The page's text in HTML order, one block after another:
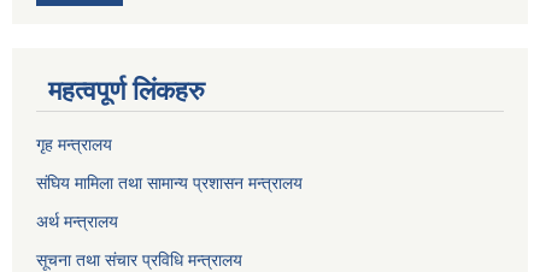
महत्वपूर्ण लिंकहरु
गृह मन्त्रालय
संघिय मामिला तथा सामान्य प्रशासन मन्त्रालय
अर्थ मन्त्रालय
सूचना तथा संचार प्रविधि मन्त्रालय